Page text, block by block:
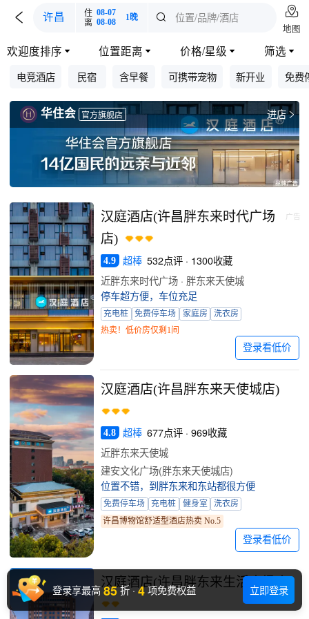
 许昌 住 08-07
离 08-08 1晚  位置/品牌/酒店 
地图
欢迎度排序  位置距离  价格/星级  筛选 
电竞酒店 民宿 含早餐 可携带宠物 新开业 免费
华住会 官方旗舰店 进店
汉庭酒店(许昌胖东来时代广场
店)
广告
4.9 超棒 532点评 · 1300收藏
近胖东来时代广场 · 胖东来天使城
停车超方便，车位充足
充电桩 免费停车场 家庭房
洗衣房
热卖！低价房仅剩1间
登录看低价
汉庭酒店(许昌胖东来天使城店)
4.8 超棒 677点评 · 969收藏
近胖东来天使城
建安文化广场(胖东来天使城店)
位置不错，到胖东来和东站都很方便
免费停车场 充电桩 健身室
洗衣房
许昌博物馆舒适型酒店热卖 No.5
登录看低价
汉庭酒店(许昌胖东来生活广场店)
登录享最高 85 折 · 4 项免费权益 立即登录